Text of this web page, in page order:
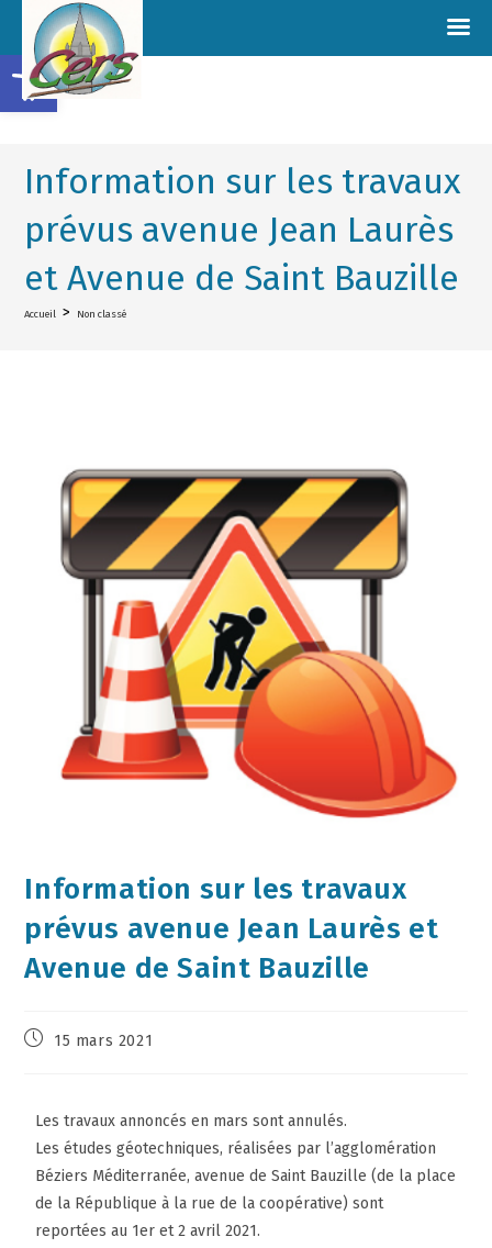
Information sur les travaux
prévus avenue Jean Laurès
et Avenue de Saint Bauzille
Accueil > Non classé
Information sur les travaux
prévus avenue Jean Laurès et
Avenue de Saint Bauzille
15 mars 2021
Les travaux annoncés en mars sont annulés.
Les études géotechniques, réalisées par l’agglomération
Béziers Méditerranée, avenue de Saint Bauzille (de la place
de la République à la rue de la coopérative) sont
reportées au 1er et 2 avril 2021.
Ouvrir la barre d’outils